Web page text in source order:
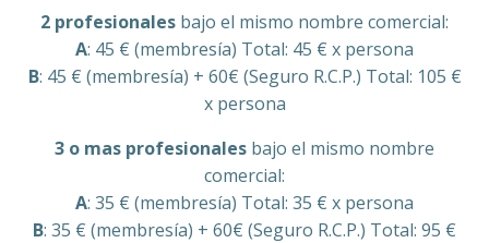
2 profesionales bajo el mismo nombre comercial:
A: 45 € (membresía) Total: 45 € x persona
B: 45 € (membresía) + 60€ (Seguro R.C.P.) Total: 105 €
x persona
3 o mas profesionales bajo el mismo nombre
comercial:
A: 35 € (membresía) Total: 35 € x persona
B: 35 € (membresía) + 60€ (Seguro R.C.P.) Total: 95 €